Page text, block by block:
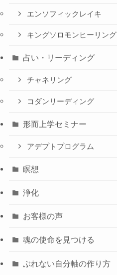
エンソフィックレイキ
キングソロモンヒーリング
占い・リーディング
チャネリング
コダンリーディング
形而上学セミナー
アデプトプログラム
瞑想
浄化
お客様の声
魂の使命を見つける
ぶれない自分軸の作り方